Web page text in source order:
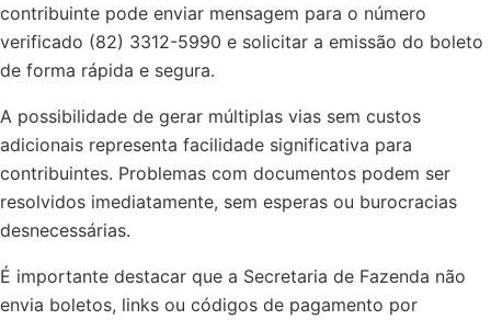
contribuinte pode enviar mensagem para o número
verificado (82) 3312-5990 e solicitar a emissão do boleto
de forma rápida e segura.
A possibilidade de gerar múltiplas vias sem custos
adicionais representa facilidade significativa para
contribuintes. Problemas com documentos podem ser
resolvidos imediatamente, sem esperas ou burocracias
desnecessárias.
É importante destacar que a Secretaria de Fazenda não
envia boletos, links ou códigos de pagamento por